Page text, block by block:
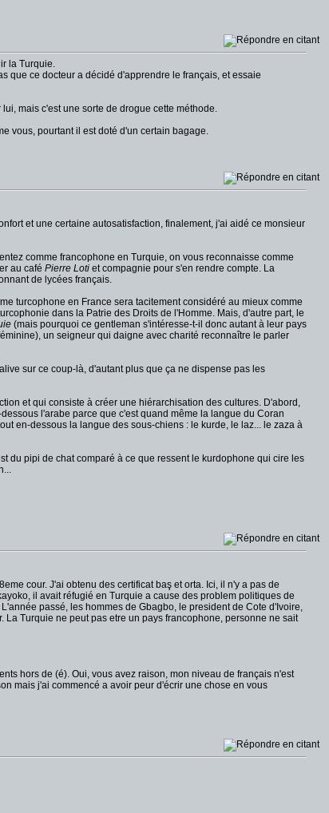
la Turquie.
que ce docteur a décidé d'apprendre le français, et essaie
mais c'est une sorte de drogue cette méthode.
vous, pourtant il est doté d'un certain bagage.
et une certaine autosatisfaction, finalement, j'ai aidé ce monsieur
comme francophone en Turquie, on vous reconnaisse comme
au café Pierre Loti et compagnie pour s'en rendre compte. La
de lycées français.
turcophone en France sera tacitement considéré au mieux comme
dans la Patrie des Droits de l'Homme. Mais, d'autre part, le
(mais pourquoi ce gentleman s'intéresse-t-il donc autant à leur pays
un seigneur qui daigne avec charité reconnaître le parler
sur ce coup-là, d'autant plus que ça ne dispense pas les
et qui consiste à créer une hiérarchisation des cultures. D'abord,
l'arabe parce que c'est quand même la langue du Coran
en-dessous la langue des sous-chiens : le kurde, le laz... le zaza à
du pipi de chat comparé à ce que ressent le kurdophone qui cire les
cour. J'ai obtenu des certificat baş et orta. Ici, il n'y a pas de
il avait réfugié en Turquie a cause des problem politiques de
passé, les hommes de Gbagbo, le president de Cote d'Ivoire,
Turquie ne peut pas etre un pays francophone, personne ne sait
hors de (é). Oui, vous avez raison, mon niveau de français n'est
mais j'ai commencé a avoir peur d'écrir une chose en vous